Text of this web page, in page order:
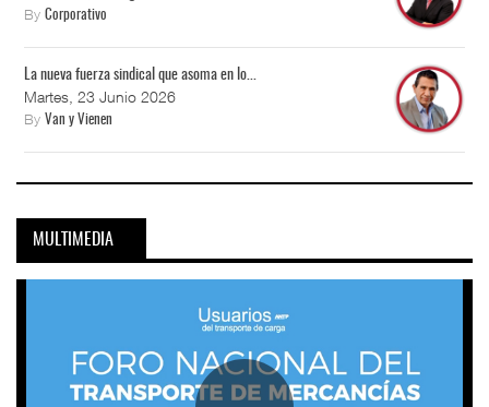
By Corporativo
La nueva fuerza sindical que asoma en lo...
Martes, 23 Junio 2026
By Van y Vienen
MULTIMEDIA